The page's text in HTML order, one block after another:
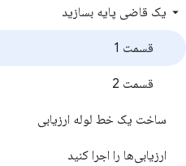
یک قاضی پایه بسازید
قسمت 1
قسمت 2
ساخت یک خط لوله ارزیابی
ارزیابی‌ها را اجرا کنید